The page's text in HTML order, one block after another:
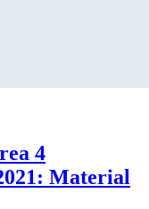
4
Material